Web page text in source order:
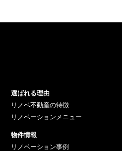
選ばれる理由
リノベ不動産の特徴
リノベーションメニュー
物件情報
リノベーション事例